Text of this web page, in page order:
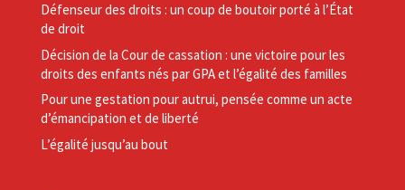
Défenseur des droits : un coup de boutoir porté à l’État
de droit
Décision de la Cour de cassation : une victoire pour les
droits des enfants nés par GPA et l’égalité des familles
Pour une gestation pour autrui, pensée comme un acte
d’émancipation et de liberté
L’égalité jusqu’au bout